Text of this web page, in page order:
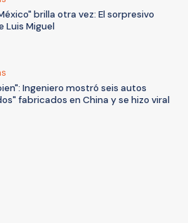
brilla otra vez: El sorpresivo
Luis Miguel
Ingeniero mostró seis autos
fabricados en China y se hizo viral